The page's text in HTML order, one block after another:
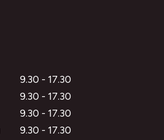
9.30 - 17.30
9.30 - 17.30
9.30 - 17.30
9.30 - 17.30